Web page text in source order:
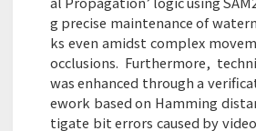
g precise maintenance of
ks even amidst complex
occlusions. Furthermore,
was enhanced through a
ework based on Hamming
tigate bit errors caused by